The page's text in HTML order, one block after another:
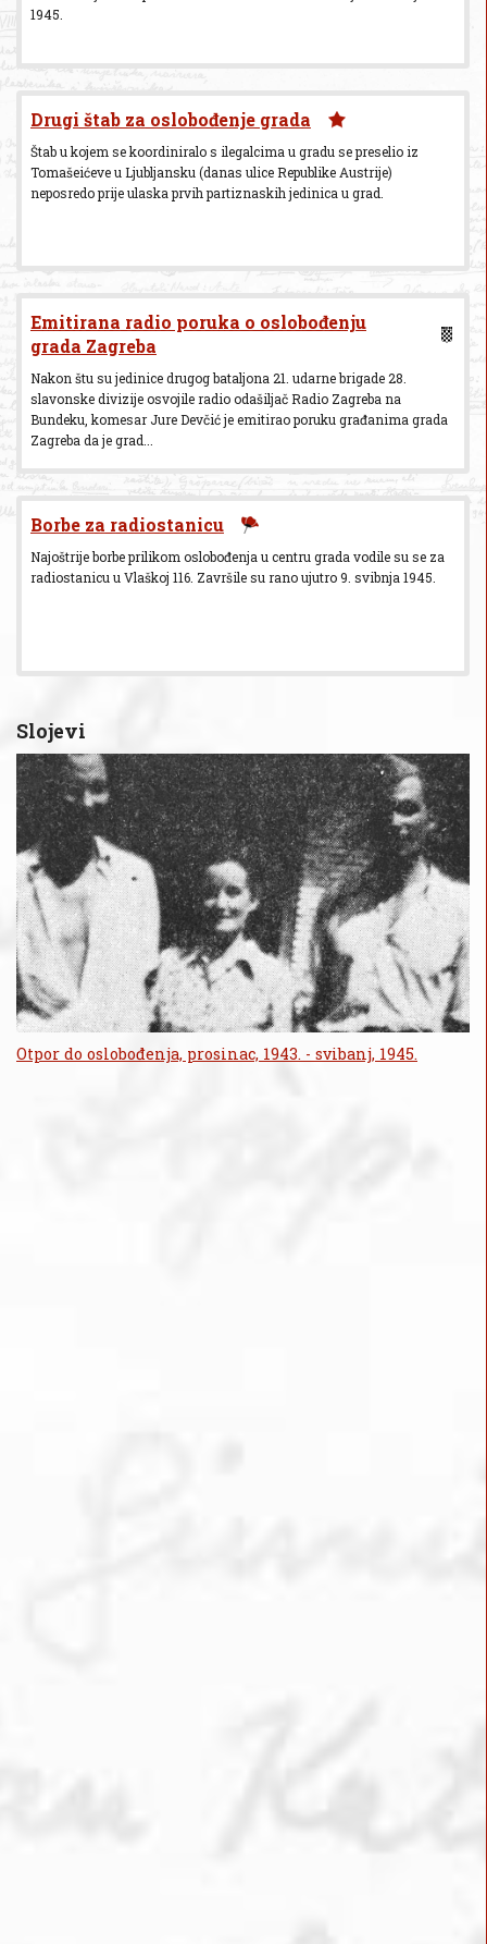
1945.
Drugi štab za oslobođenje grada
Štab u kojem se koordiniralo s ilegalcima u gradu se preselio iz
Tomašeićeve u Ljubljansku (danas ulice Republike Austrije)
neposredo prije ulaska prvih partiznaskih jedinica u grad.
Emitirana radio poruka o oslobođenju
grada Zagreba
Nakon štu su jedinice drugog bataljona 21. udarne brigade 28.
slavonske divizije osvojile radio odašiljač Radio Zagreba na
Bundeku, komesar Jure Devčić je emitirao poruku građanima grada
Zagreba da je grad...
Borbe za radiostanicu
Najoštrije borbe prilikom oslobođenja u centru grada vodile su se za
radiostanicu u Vlaškoj 116. Završile su rano ujutro 9. svibnja 1945.
Slojevi
Otpor do oslobođenja, prosinac, 1943. - svibanj, 1945.